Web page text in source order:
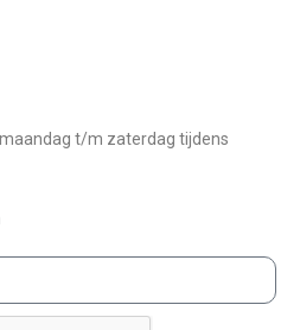
t/m zaterdag tijdens